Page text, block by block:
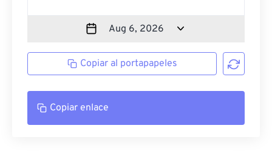
Copiar al portapapeles
Copiar enlace